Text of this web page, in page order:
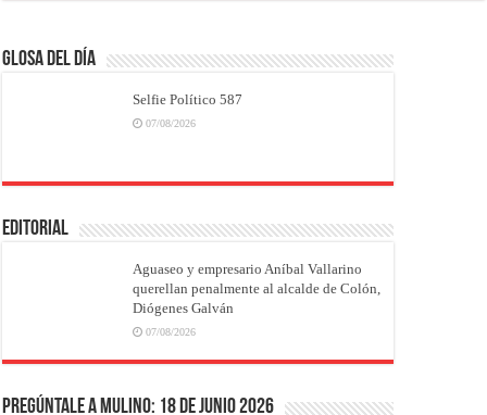
Glosa del Día
Selfie Político 587
07/08/2026
EDITORIAL
Aguaseo y empresario Aníbal Vallarino
querellan penalmente al alcalde de Colón,
Diógenes Galván
07/08/2026
Pregúntale a Mulino: 18 de junio 2026